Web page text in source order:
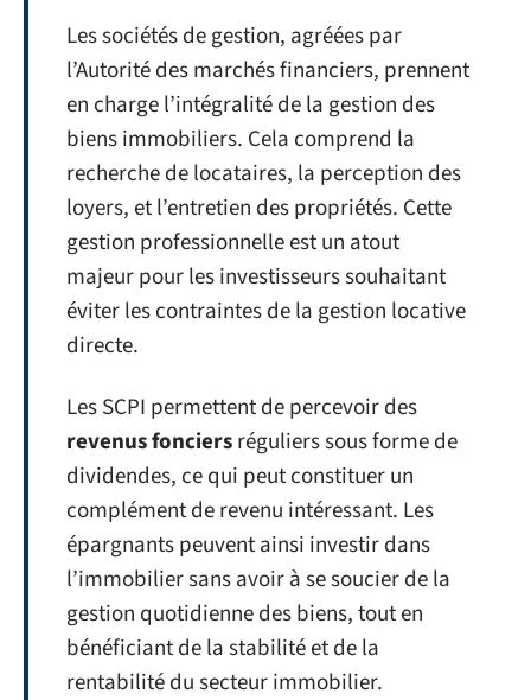
Les sociétés de gestion, agréées par
l’Autorité des marchés financiers, prennent
en charge l’intégralité de la gestion des
biens immobiliers. Cela comprend la
recherche de locataires, la perception des
loyers, et l’entretien des propriétés. Cette
gestion professionnelle est un atout
majeur pour les investisseurs souhaitant
éviter les contraintes de la gestion locative
directe.
Les SCPI permettent de percevoir des
revenus fonciersréguliers sous forme de
dividendes, ce qui peut constituer un
complément de revenu intéressant. Les
épargnants peuvent ainsi investir dans
l’immobilier sans avoir à se soucier de la
gestion quotidienne des biens, tout en
bénéficiant de la stabilité et de la
rentabilité du secteur immobilier.